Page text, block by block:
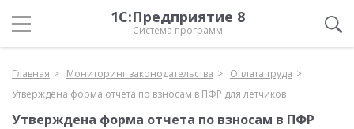
1С:Предприятие 8
Система программ
Главная Мониторинг законодательства
Оплата труда
Утверждена форма отчета по взносам в ПФР для летчиков
Утверждена форма отчета по взносам в ПФР